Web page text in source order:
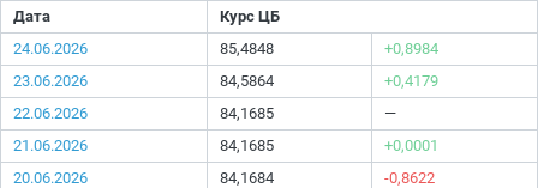
Дата
Курс ЦБ
24.06.2026
85,4848
+0,8984
23.06.2026
84,5864
+0,4179
22.06.2026
84,1685
—
21.06.2026
84,1685
+0,0001
20.06.2026
84,1684
-0,8622